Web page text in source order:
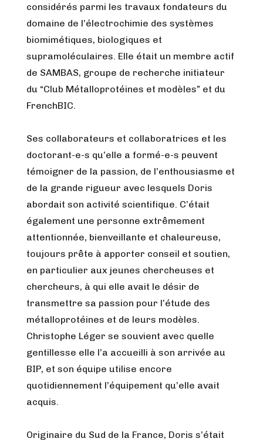
considérés parmi les travaux fondateurs du
domaine de l’électrochimie des systèmes
biomimétiques, biologiques et
supramoléculaires. Elle était un membre actif
de SAMBAS, groupe de recherche initiateur
du “Club Métalloprotéines et modèles” et du
FrenchBIC.
Ses collaborateurs et collaboratrices et les
doctorant-e-s qu’elle a formé-e-s peuvent
témoigner de la passion, de l’enthousiasme et
de la grande rigueur avec lesquels Doris
abordait son activité scientifique. C’était
également une personne extrêmement
attentionnée, bienveillante et chaleureuse,
toujours prête à apporter conseil et soutien,
en particulier aux jeunes chercheuses et
chercheurs, à qui elle avait le désir de
transmettre sa passion pour l’étude des
métalloprotéines et de leurs modèles.
Christophe Léger se souvient avec quelle
gentillesse elle l’a accueilli à son arrivée au
BIP, et son équipe utilise encore
quotidiennement l’équipement qu’elle avait
acquis.
Originaire du Sud de la France, Doris s’était